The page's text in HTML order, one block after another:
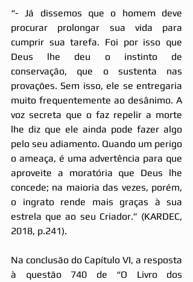
“- Já dissemos que o homem deve
procurar prolongar sua vida para
cumprir sua tarefa. Foi por isso que
Deus lhe deu o instinto de
conservação, que o sustenta nas
provações. Sem isso, ele se entregaria
muito frequentemente ao desânimo. A
voz secreta que o faz repelir a morte
lhe diz que ele ainda pode fazer algo
pelo seu adiamento. Quando um perigo
o ameaça, é uma advertência para que
aproveite a moratória que Deus lhe
concede; na maioria das vezes, porém,
o ingrato rende mais graças à sua
estrela que ao seu Criador.” (KARDEC,
2018, p.241).
Na conclusão do Capítulo VI, a resposta
à questão 740 de “O Livro dos